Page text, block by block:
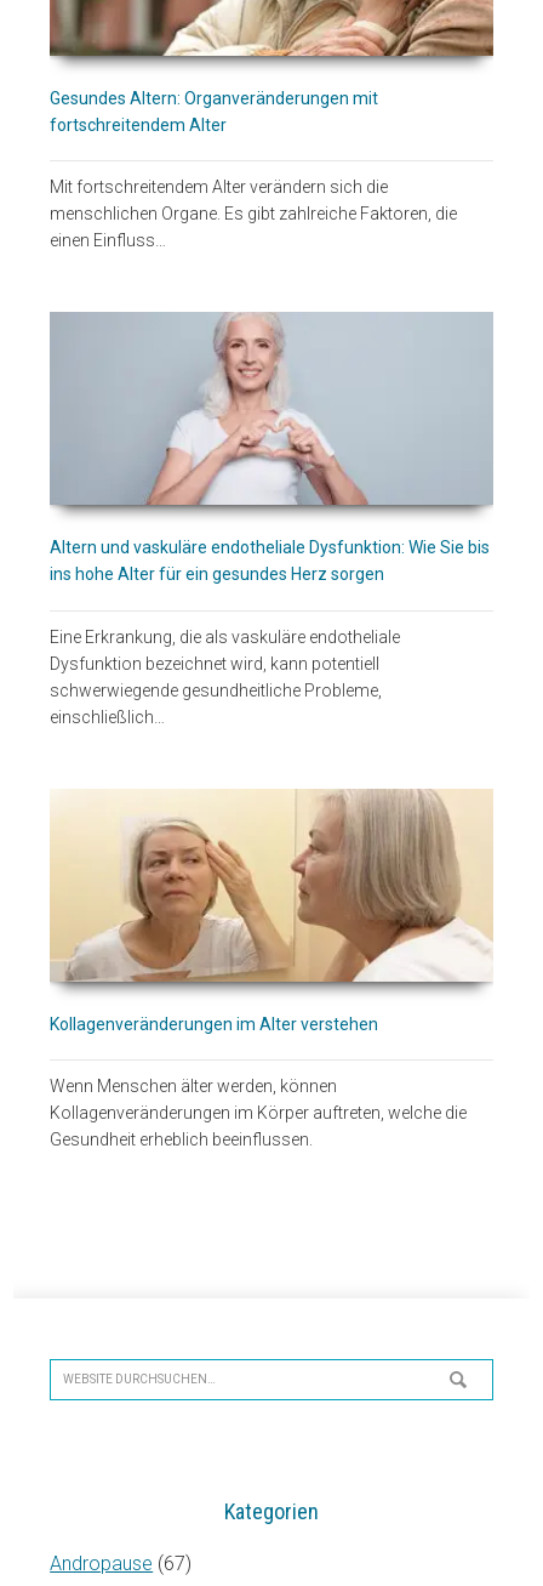
Gesundes Altern: Organveränderungen mit
fortschreitendem Alter
Mit fortschreitendem Alter verändern sich die
menschlichen Organe. Es gibt zahlreiche Faktoren, die
einen Einfluss…
Altern und vaskuläre endotheliale Dysfunktion: Wie Sie bis
ins hohe Alter für ein gesundes Herz sorgen
Eine Erkrankung, die als vaskuläre endotheliale
Dysfunktion bezeichnet wird, kann potentiell
schwerwiegende gesundheitliche Probleme,
einschließlich…
Kollagenveränderungen im Alter verstehen
Wenn Menschen älter werden, können
Kollagenveränderungen im Körper auftreten, welche die
Gesundheit erheblich beeinflussen.
Website
durchsuchen…
Kategorien
Andropause (67)